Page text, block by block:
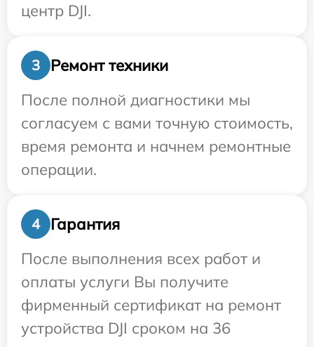
центр DJI.
3
Ремонт техники
После полной диагностики мы
согласуем с вами точную стоимость,
время ремонта и начнем ремонтные
операции.
4
Гарантия
После выполнения всех работ и
оплаты услуги Вы получите
фирменный сертификат на ремонт
устройства DJI сроком на 36